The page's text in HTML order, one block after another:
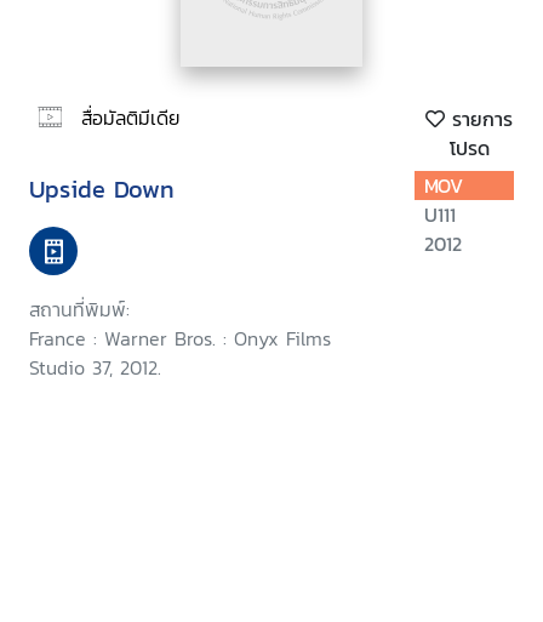
สื่อมัลติมีเดีย
รายการ
โปรด
Upside Down
สถานที่พิมพ์:
France : Warner Bros. : Onyx Films
Studio 37, 2012.
MOV
U111
2012